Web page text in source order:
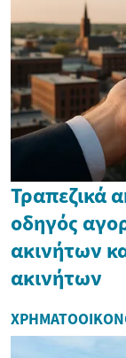
Τραπεζικά
οδηγός
ακινήτων
ακινήτων